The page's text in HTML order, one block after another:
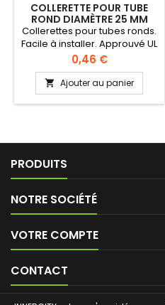
COLLERETTE POUR TUBE
ROND DIAMÈTRE 25 MM
Collerettes pour tubes ronds.
Facile à installer. Approuvé UL
Food Nylon 6 Pour tubes
ronds diamètre 25 mm
Prix
0,46 €
 Ajouter au panier
PRODUITS
NOTRE SOCIÉTÉ
VOTRE COMPTE
CONTACT